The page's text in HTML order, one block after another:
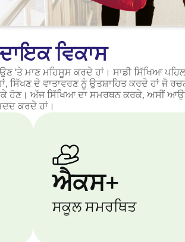
ਵਿਕਾਸ
'ਤੇ ਮਾਣ ਮਹਿਸੂਸ ਕਰਦੇ ਹਾਂ। ਸਾਡੀ ਸਿੱਖਿਆ
ਦੇ ਵਾਤਾਵਰਣ ਨੂੰ ਉਤਸ਼ਾਹਿਤ ਕਰਦੇ ਹਾਂ ਜੋ
ਅੱਜ ਸਿੱਖਿਆ ਦਾ ਸਮਰਥਨ ਕਰਕੇ, ਅਸੀਂ
ਕਰਦੇ ਹਾਂ।
ਐਕਸ+
ਸਕੂਲ ਸਮਰਥਿਤ